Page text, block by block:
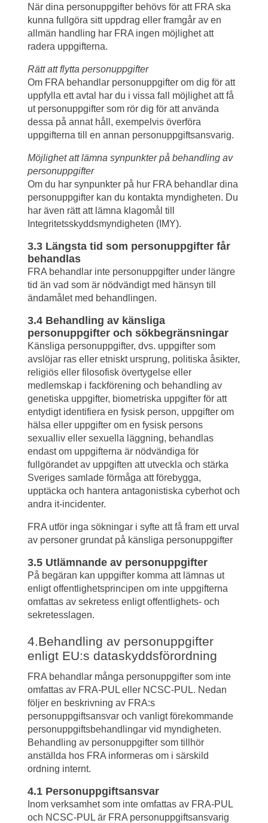
När dina personuppgifter behövs för att FRA ska
kunna fullgöra sitt uppdrag eller framgår av en
allmän handling har FRA ingen möjlighet att
radera uppgifterna.
Rätt att flytta personuppgifter
Om FRA behandlar personuppgifter om dig för att
uppfylla ett avtal har du i vissa fall möjlighet att få
ut personuppgifter som rör dig för att använda
dessa på annat håll, exempelvis överföra
uppgifterna till en annan personuppgiftsansvarig.
Möjlighet att lämna synpunkter på behandling av
personuppgifter
Om du har synpunkter på hur FRA behandlar dina
personuppgifter kan du kontakta myndigheten. Du
har även rätt att lämna klagomål till
Integritetsskyddsmyndigheten (IMY).
3.3 Längsta tid som personuppgifter får
behandlas
FRA behandlar inte personuppgifter under längre
tid än vad som är nödvändigt med hänsyn till
ändamålet med behandlingen.
3.4 Behandling av känsliga
personuppgifter och sökbegränsningar
Känsliga personuppgifter, dvs. uppgifter som
avslöjar ras eller etniskt ursprung, politiska åsikter,
religiös eller filosofisk övertygelse eller
medlemskap i fackförening och behandling av
genetiska uppgifter, biometriska uppgifter för att
entydigt identifiera en fysisk person, uppgifter om
hälsa eller uppgifter om en fysisk persons
sexualliv eller sexuella läggning, behandlas
endast om uppgifterna är nödvändiga för
fullgörandet av uppgiften att utveckla och stärka
Sveriges samlade förmåga att förebygga,
upptäcka och hantera antagonistiska cyberhot och
andra it-incidenter.
FRA utför inga sökningar i syfte att få fram ett urval
av personer grundat på känsliga personuppgifter
3.5 Utlämnande av personuppgifter
På begäran kan uppgifter komma att lämnas ut
enligt offentlighetsprincipen om inte uppgifterna
omfattas av sekretess enligt offentlighets- och
sekretesslagen.
4.Behandling av personuppgifter
enligt EU:s dataskyddsförordning
FRA behandlar många personuppgifter som inte
omfattas av FRA-PUL eller NCSC-PUL. Nedan
följer en beskrivning av FRA:s
personuppgiftsansvar och vanligt förekommande
personuppgiftsbehandlingar vid myndigheten.
Behandling av personuppgifter som tillhör
anställda hos FRA informeras om i särskild
ordning internt.
4.1 Personuppgiftsansvar
Inom verksamhet som inte omfattas av FRA-PUL
och NCSC-PUL är FRA personuppgiftsansvarig